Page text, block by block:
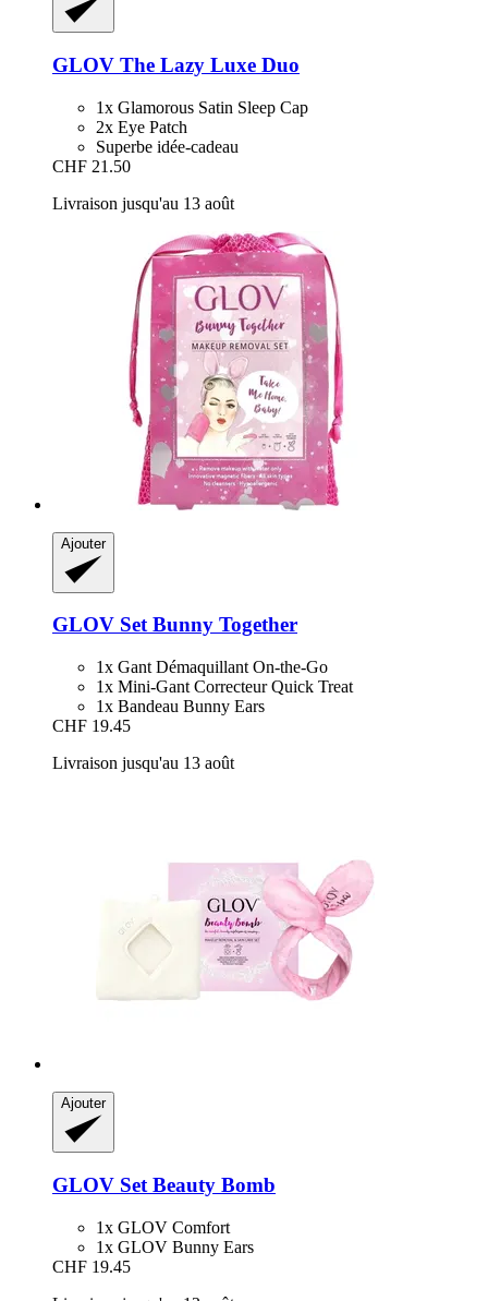
GLOV The Lazy Luxe Duo
1x Glamorous Satin Sleep Cap
2x Eye Patch
Superbe idée-cadeau
CHF 21.50
Livraison jusqu'au 13 août
Ajouter
GLOV Set Bunny Together
1x Gant Démaquillant On-the-Go​​​​​​​
1x Mini-Gant Correcteur Quick Treat
1x Bandeau Bunny Ears
CHF 19.45
Livraison jusqu'au 13 août
Ajouter
GLOV Set Beauty Bomb
1x GLOV Comfort
1x GLOV Bunny Ears
CHF 19.45